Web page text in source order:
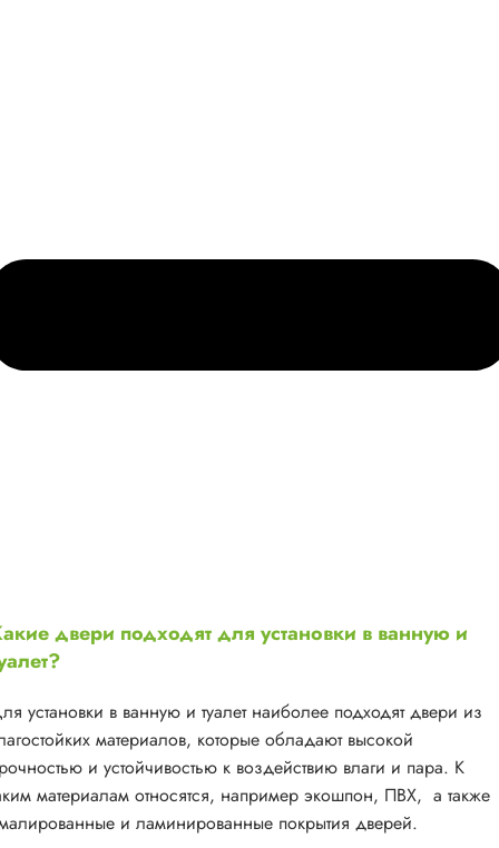
двери подходят для установки в ванную и
установки в ванную и туалет наиболее подходят двери из
материалов, которые обладают высокой
и устойчивостью к воздействию влаги и пара. К
материалам относятся, например экошпон, ПВХ, а также
и ламинированные покрытия дверей.